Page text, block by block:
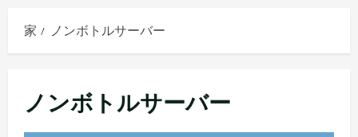
イ
マ
ニ
家 ノンボトルサーバー
ノンボトルサーバー